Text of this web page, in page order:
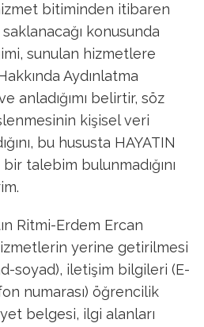
bitiminden itibaren
konusunda
sunulan hizmetlere
Aydınlatma
anladığımı belirtir, söz
kişisel veri
bu hususta HAYATIN
talebim bulunmadığını
Ritmi-Erdem Ercan
yerine getirilmesi
soyad), iletişim bilgileri (E-
numarası) öğrencilik
belgesi, ilgi alanları